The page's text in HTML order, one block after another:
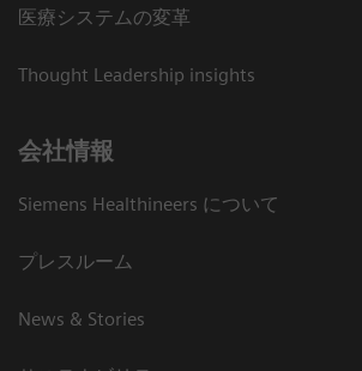
医療システムの変革
Thought Leadership insights
会社情報
Siemens Healthineers について
プレスルーム
News & Stories